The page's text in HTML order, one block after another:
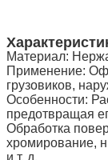
Материал:
Применение:
грузовиков,
Особенности:
предотвращая
Обработка
хромирование,
и т. д.